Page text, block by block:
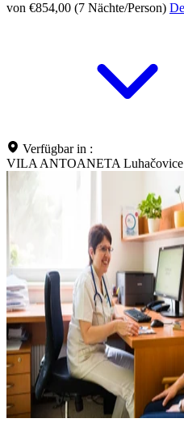
von €854,00 (7 Nächte/Person)
Verfügbar in :
VILA ANTOANETA Luhačovice